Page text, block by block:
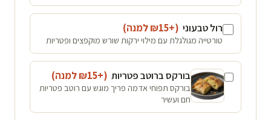
רול טבעוני (+₪
15 למנה)
טורטייה מגולגלת עם מילוי ירקות שורש מוקפצים ופטריות
בורקס ברוטב פטריות (+₪
15 למנה)
בורקס תפוחי אדמה פריך מוגש עם רוטב פטריות
חם ועשיר